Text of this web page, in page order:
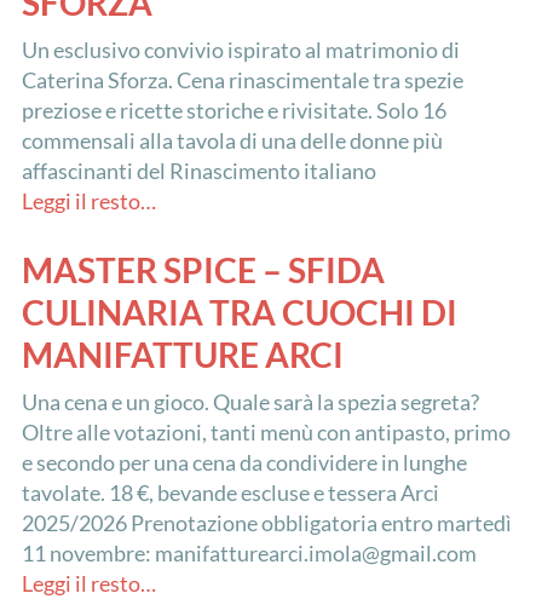
Un esclusivo convivio ispirato al matrimonio di
Caterina Sforza. Cena rinascimentale tra spezie
preziose e ricette storiche e rivisitate. Solo 16
commensali alla tavola di una delle donne più
affascinanti del Rinascimento italiano
Leggi il resto…
MASTER SPICE – SFIDA
CULINARIA TRA CUOCHI DI
MANIFATTURE ARCI
Una cena e un gioco. Quale sarà la spezia segreta?
Oltre alle votazioni, tanti menù con antipasto, primo
e secondo per una cena da condividere in lunghe
tavolate. 18 €, bevande escluse e tessera Arci
2025/2026 Prenotazione obbligatoria entro martedì
11 novembre: manifatturearci.imola@gmail.com
Leggi il resto…